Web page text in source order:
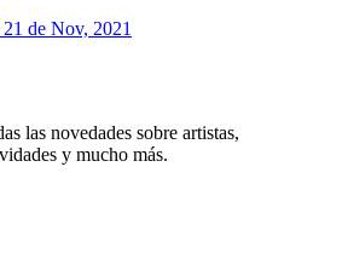
de Nov, 2021
las novedades sobre artistas,
y mucho más.